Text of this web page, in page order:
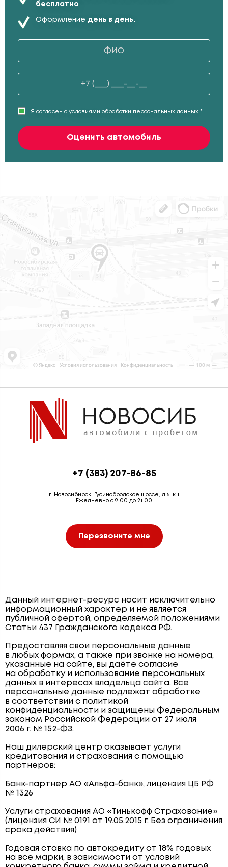
бесплатно
Оформление день в день.
Я согласен с условиями обработки персональных данных *
Оценить автомобиль
+7 (383) 207-86-85
г. Новосибирск, Гусинобродское шоссе, д.6, к.1
Ежедневно с 9:00 до 21:00
Перезвоните мне
Данный интернет-ресурс носит исключительно
информационный характер и не является
публичной офертой, определяемой положениями
Статьи 437 Гражданского кодекса РФ.
Предоставляя свои персональные данные
в любых формах, а также при звонке на номера,
указанные на сайте, вы даёте согласие
на обработку и использование персональных
данных в интересах владельца сайта. Все
персональные данные подлежат обработке
в соответствии с политикой
конфиденциальности и защищены Федеральным
законом Российской Федерации от 27 июля
2006 г. № 152-ФЗ.
Наш дилерский центр оказывает услуги
кредитования и страхования с помощью
партнеров:
Банк-партнер АО «Альфа-банк», лицензия ЦБ РФ
№ 1326
Услуги страхования АО «Тинькофф Страхование»
(лицензия СИ № 0191 от 19.05.2015 г. Без ограничения
срока действия)
Годовая ставка по автокредиту от 18% годовых
на все марки, в зависимости от условий